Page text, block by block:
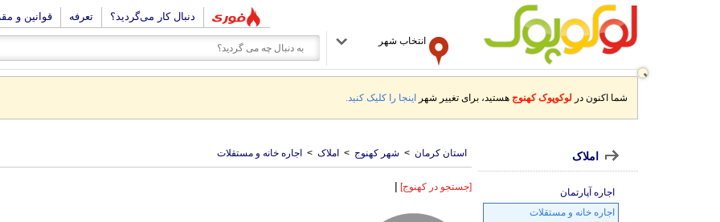
دنبال کار می‌گردید؟ تعرفه قوانین و
انتخاب شهر
شما اکنون در لوکوپوک کهنوج هستید، برای تغییر شهر اینجا را کلیک کنید.
استان کرمان > شهر کهنوج > املاک > اجاره خانه و مستقلات
[جستجو در کهنوج] |
املاک
اجاره آپارتمان
اجاره خانه و مستقلات